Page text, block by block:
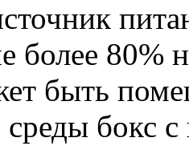
более 80%
быть
среды бокс